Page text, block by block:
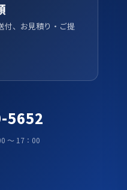
付、お見積り・ご提
5652
～ 17：00